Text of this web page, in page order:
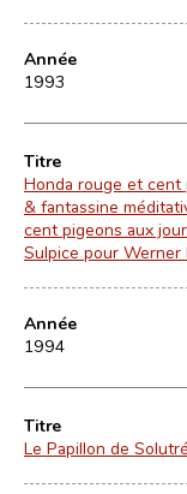
Année
1993
Titre
Honda rouge et cent
& fantassine
cent pigeons aux
Sulpice pour Werner
Année
1994
Titre
Le Papillon de